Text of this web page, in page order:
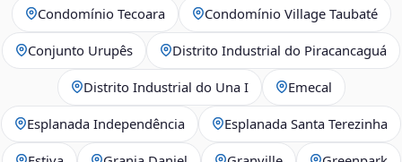
Condomínio Tecoara Condomínio Village Taubaté
Conjunto Urupês Distrito Industrial do Piracancaguá
Distrito Industrial do Una I Emecal
Esplanada Independência Esplanada Santa Terezinha